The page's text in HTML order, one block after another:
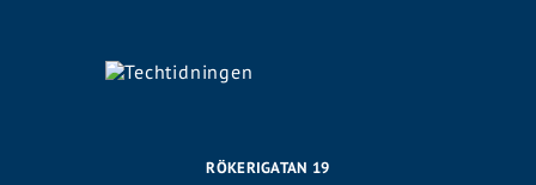
RÖKERIGATAN 19